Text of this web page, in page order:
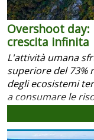
Overshoot
crescita infinita
L'attività umana
superiore del 73%
degli ecosistemi
a consumare le